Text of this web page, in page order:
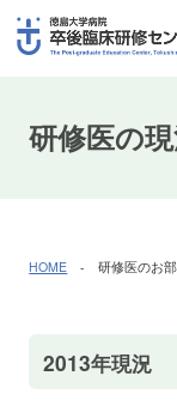
研修医の現
HOME - 研修医の
2013年現況